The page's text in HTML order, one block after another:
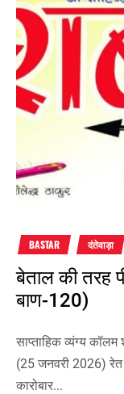
BASTAR दंतेवाड़ा
बेताल की तरह
बाण-120)
साप्ताहिक व्यंग्य
(25 जनवरी 2026) रेत
कारोबार...